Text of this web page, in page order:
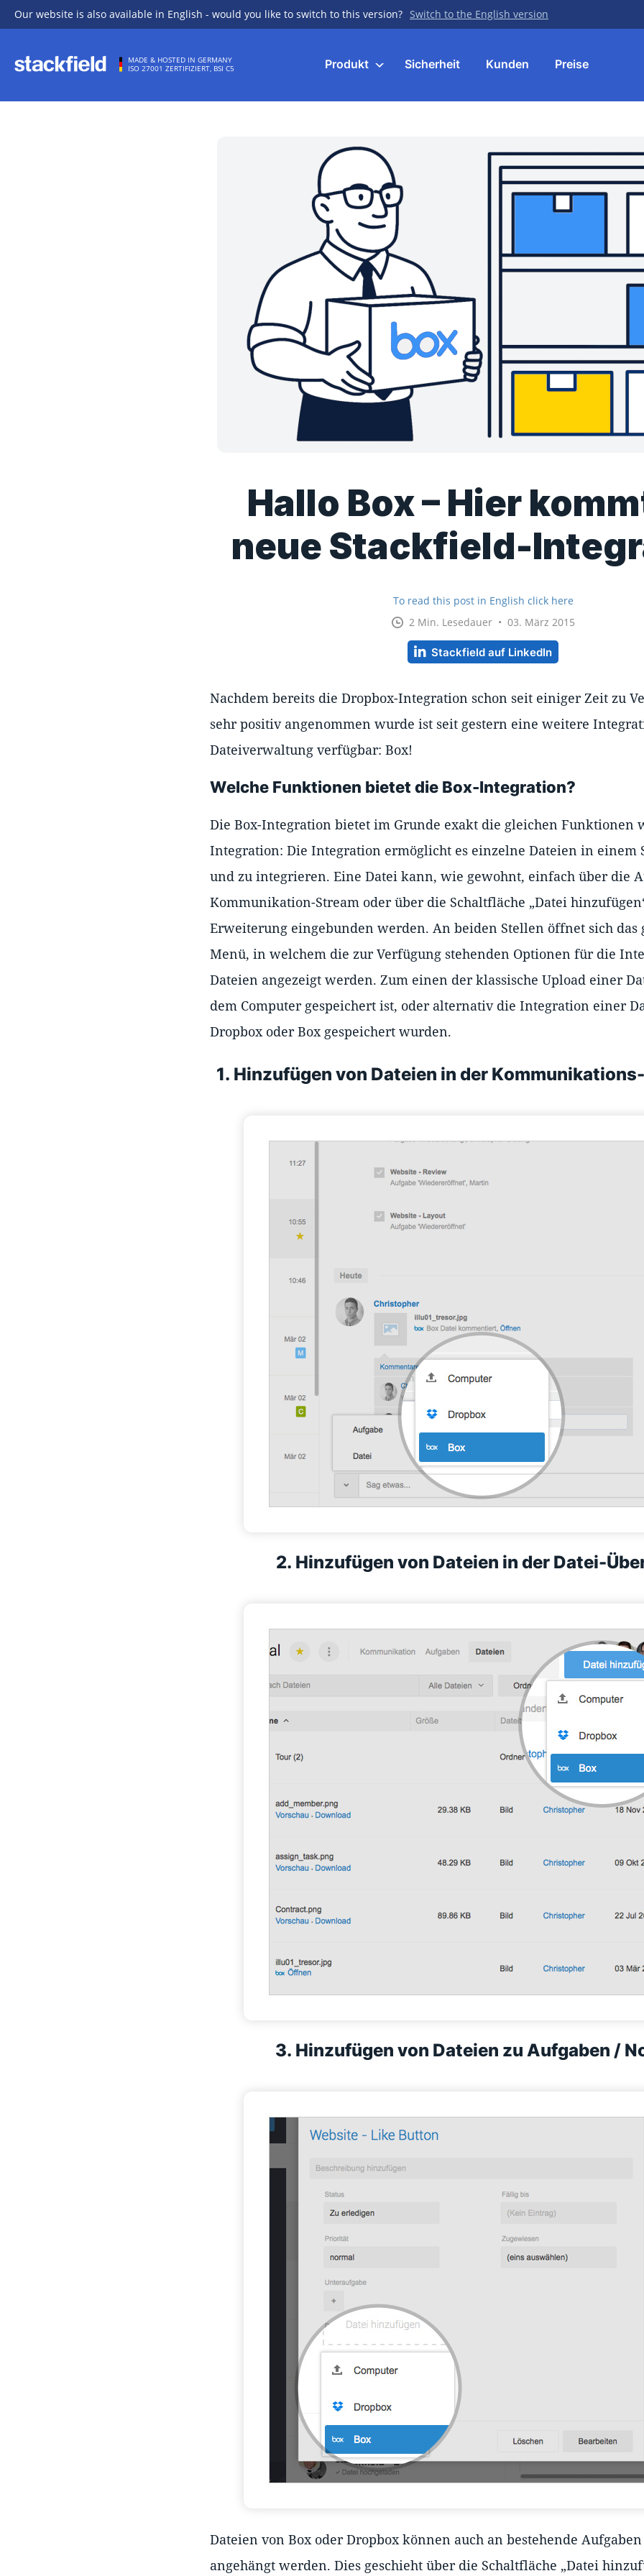
Our website is also available in English - would you like to switch to this version? Switch to the English version
MADE & HOSTED IN GERMANY
ISO 27001 ZERTIFIZIERT, BSI C5
Produkt Sicherheit Kunden Preise
Hallo Box – Hier
neue Stackfield-
To read this post in English click here
2 Min. Lesedauer • 03. März 2015
Stackfield auf LinkedIn
Nachdem bereits die Dropbox-Integration schon seit einiger Zeit zu
sehr positiv angenommen wurde ist seit gestern eine weitere
Dateiverwaltung verfügbar: Box!
Welche Funktionen bietet die Box-Integration?
Die Box-Integration bietet im Grunde exakt die gleichen Funktionen
Integration: Die Integration ermöglicht es einzelne Dateien in einem
und zu integrieren. Eine Datei kann, wie gewohnt, einfach über die
Kommunikation-Stream oder über die Schaltfläche „Datei
Erweiterung eingebunden werden. An beiden Stellen öffnet sich das
Menü, in welchem die zur Verfügung stehenden Optionen für die
Dateien angezeigt werden. Zum einen der klassische Upload einer
dem Computer gespeichert ist, oder alternativ die Integration einer
Dropbox oder Box gespeichert wurden.
1. Hinzufügen von Dateien in der
2. Hinzufügen von Dateien in der Datei-
3. Hinzufügen von Dateien zu Aufgaben /
Dateien von Box oder Dropbox können auch an bestehende
angehängt werden. Dies geschieht über die Schaltfläche „Datei